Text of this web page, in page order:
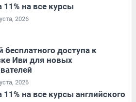
11% на все курсы
2026
бесплатного доступа к
Иви для новых
2026
11% на все курсы английского